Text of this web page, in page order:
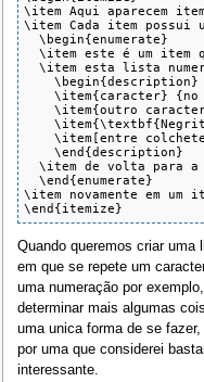
\item Aqui aparecem
\item Cada item possui
  \begin{enumerate}
\item este é um item
\item esta lista
    \begin{description}
\item{caracter}
\item{outro
\item[entre
    \end{description}
\item de volta para a
  \end{enumerate}
\item novamente em um
\end{itemize}
Quando queremos criar uma
em que se repete um
uma numeração por
determinar mais algumas
uma unica forma de se
por uma que considerei
interessante.